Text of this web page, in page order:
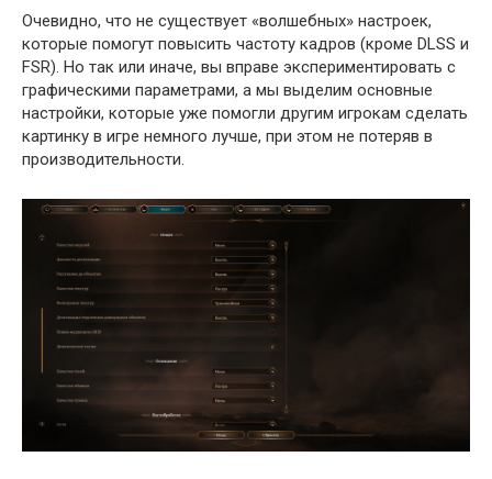
Очевидно, что не существует «волшебных» настроек,
которые помогут повысить частоту кадров (кроме DLSS и
FSR). Но так или иначе, вы вправе экспериментировать с
графическими параметрами, а мы выделим основные
настройки, которые уже помогли другим игрокам сделать
картинку в игре немного лучше, при этом не потеряв в
производительности.